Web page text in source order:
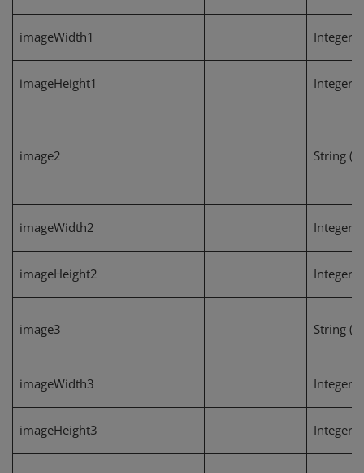
imageWidth1 Integer
imageHeight1 Integer
image2 String
imageWidth2 Integer
imageHeight2 Integer
image3 String
imageWidth3 Integer
imageHeight3 Integer